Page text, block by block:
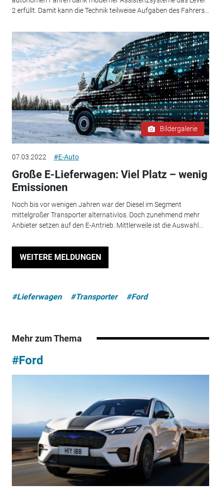
2 erfüllt. Damit kann die Technik teilweise Aufgaben des Fahrers...
Bildergalerie
07.03.2022 #E-Auto
Große E-Lieferwagen: Viel Platz – wenig
Emissionen
Noch bis vor wenigen Jahren war der Diesel im Segment
mittelgroßer Transporter alternativlos. Doch zunehmend mehr
Anbieter setzen auf den E-Antrieb. Mittlerweile ist die Auswahl...
WEITERE MELDUNGEN
#Lieferwagen #Transporter #Ford
Mehr zum Thema
#Ford